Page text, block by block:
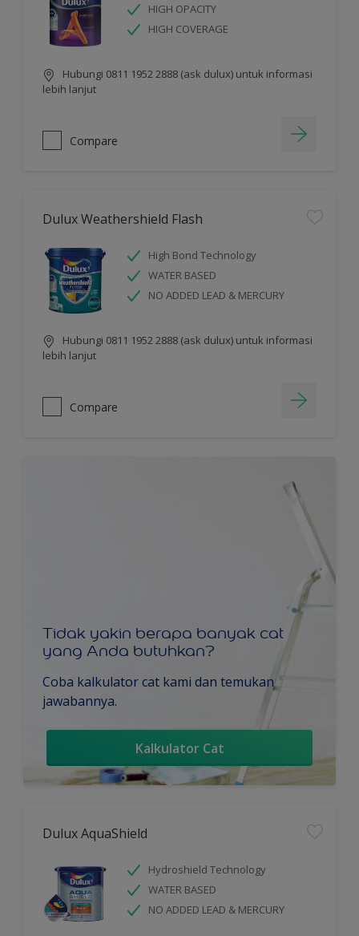
HIGH OPACITY
HIGH COVERAGE
Hubungi 0811 1952 2888 (ask dulux) untuk informasi
lebih lanjut
Compare
Dulux Weathershield Flash
High Bond Technology
WATER BASED
NO ADDED LEAD & MERCURY
Hubungi 0811 1952 2888 (ask dulux) untuk informasi
lebih lanjut
Compare
Tidak yakin berapa banyak cat
yang Anda butuhkan?
Coba kalkulator cat kami dan temukan
jawabannya.
Kalkulator Cat
Dulux AquaShield
Hydroshield Technology
WATER BASED
NO ADDED LEAD & MERCURY